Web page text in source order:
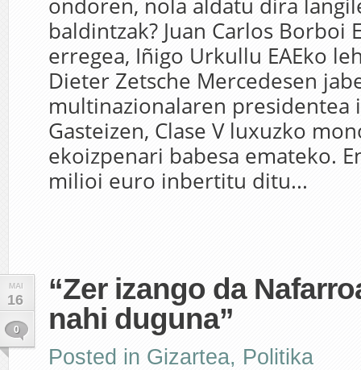
ondoren, nola aldatu dira
baldintzak? Juan Carlos Borboi
erregea, Iñigo Urkullu EAEko
Dieter Zetsche Mercedesen
multinazionalaren presidentea
Gasteizen, Clase V luxuzko
ekoizpenari babesa emateko.
milioi euro inbertitu ditu...
MAI
16
0
“Zer izango da
nahi duguna”
Posted in Gizartea, Politika